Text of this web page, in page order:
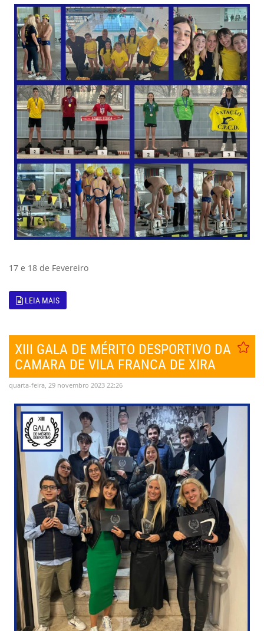
17 e 18 de Fevereiro
LEIA MAIS
XIII GALA DE MÉRITO DESPORTIVO DA
CAMARA DE VILA FRANCA DE XIRA
quarta-feira, 29 novembro 2023 22:26